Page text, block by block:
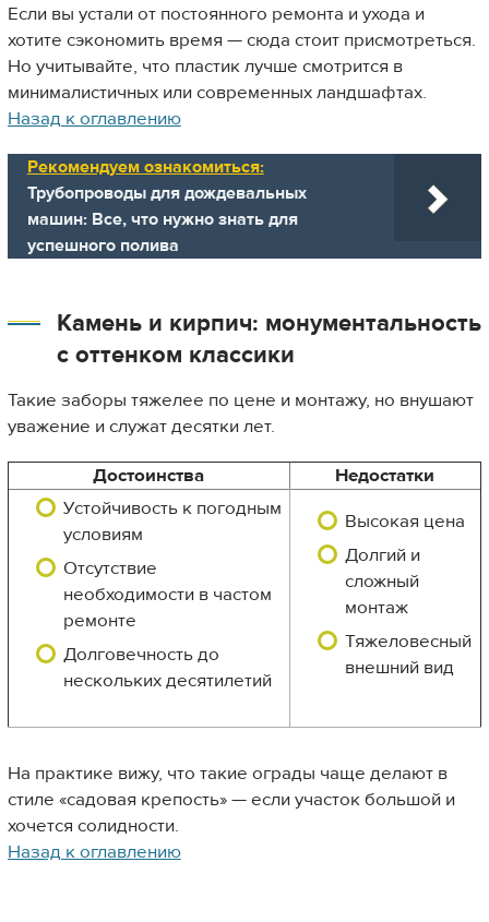
Если вы устали от постоянного ремонта и ухода и
хотите сэкономить время — сюда стоит присмотреться.
Но учитывайте, что пластик лучше смотрится в
минималистичных или современных ландшафтах.
Назад к оглавлению
Рекомендуем ознакомиться:
Трубопроводы для дождевальных
машин: Все, что нужно знать для
успешного полива
Камень и кирпич: монументальность
с оттенком классики
Такие заборы тяжелее по цене и монтажу, но внушают
уважение и служат десятки лет.
Достоинства
Недостатки
Устойчивость к погодным
условиям
Отсутствие
необходимости в частом
ремонте
Долговечность до
нескольких десятилетий
Высокая цена
Долгий и
сложный
монтаж
Тяжеловесный
внешний вид
На практике вижу, что такие ограды чаще делают в
стиле «садовая крепость» — если участок большой и
хочется солидности.
Назад к оглавлению